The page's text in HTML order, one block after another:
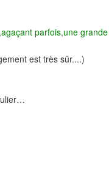
parfois,une
est très sûr....)